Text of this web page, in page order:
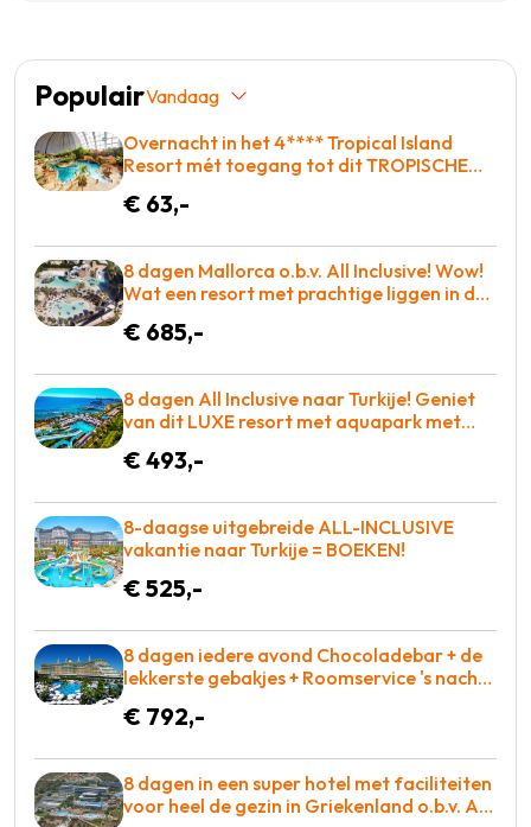
PopulairVandaag
Overnacht in het 4**** Tropical Island
Resort mét toegang tot dit TROPISCHE
€ 63,-
8 dagen Mallorca o.b.v. All Inclusive! Wow!
Wat een resort met prachtige liggen in de
WAUW
€ 685,-
8 dagen All Inclusive naar Turkije! Geniet
van dit LUXE resort met aquapark met
€ 493,-
8-daagse uitgebreide ALL-INCLUSIVE
vakantie naar Turkije = BOEKEN!
€ 525,-
8 dagen iedere avond Chocoladebar + de
lekkerste gebakjes + Roomservice 's nachts
€ 792,-
8 dagen in een super hotel met faciliteiten
voor heel de gezin in Griekenland o.b.v. All-